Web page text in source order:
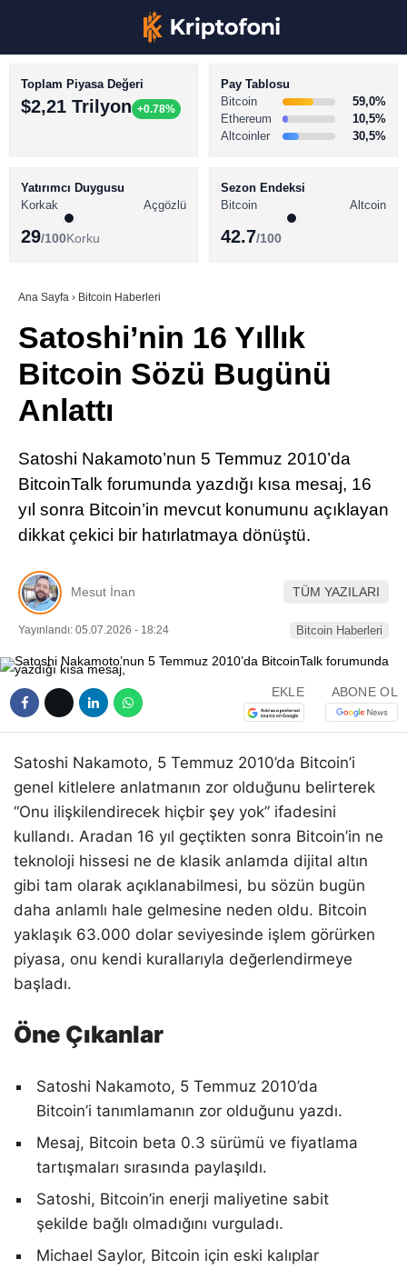
Youtube
TikTok
LinkedIn
Telegram
BİTCOİN HABERLERİ
ALTCOİN HABERLERİ
SÖZLÜK
Toplam Piyasa Değeri
$2,21 Trilyon +0.78%
Pay Tablosu
Bitcoin
59,0%
Ethereum
10,5%
Altcoinler
30,5%
Yatırımcı Duygusu
Korkak
Açgözlü
29/100Korku
Sezon Endeksi
Bitcoin
Altcoin
42.7/100
Ana Sayfa › Bitcoin Haberleri
Satoshi’nin 16 Yıllık
Bitcoin Sözü Bugünü
Anlattı
Satoshi Nakamoto’nun 5 Temmuz 2010’da
BitcoinTalk forumunda yazdığı kısa mesaj, 16
yıl sonra Bitcoin’in mevcut konumunu açıklayan
dikkat çekici bir hatırlatmaya dönüştü.
Mesut İnan TÜM YAZILARI
Yayınlandı: 05.07.2026 - 18:24 Bitcoin Haberleri
EKLE ABONE OL
Satoshi Nakamoto, 5 Temmuz 2010’da Bitcoin’i
genel kitlelere anlatmanın zor olduğunu belirterek
“Onu ilişkilendirecek hiçbir şey yok” ifadesini
kullandı. Aradan 16 yıl geçtikten sonra Bitcoin’in ne
teknoloji hissesi ne de klasik anlamda dijital altın
gibi tam olarak açıklanabilmesi, bu sözün bugün
daha anlamlı hale gelmesine neden oldu. Bitcoin
yaklaşık 63.000 dolar seviyesinde işlem görürken
piyasa, onu kendi kurallarıyla değerlendirmeye
başladı.
Öne Çıkanlar
Satoshi Nakamoto, 5 Temmuz 2010’da
Bitcoin’i tanımlamanın zor olduğunu yazdı.
Mesaj, Bitcoin beta 0.3 sürümü ve fiyatlama
tartışmaları sırasında paylaşıldı.
Satoshi, Bitcoin’in enerji maliyetine sabit
şekilde bağlı olmadığını vurguladı.
Michael Saylor, Bitcoin için eski kalıplar